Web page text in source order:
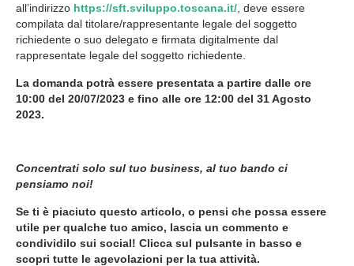
all’indirizzo https://sft.sviluppo.toscana.it/ , deve essere
compilata dal titolare/rappresentante legale del soggetto
richiedente o suo delegato e firmata digitalmente dal
rappresentate legale del soggetto richiedente.
La domanda potrà essere presentata a partire dalle ore
10:00 del 20/07/2023 e fino alle ore 12:00 del 31 Agosto
2023.
Concentrati solo sul tuo business, al tuo bando ci
pensiamo noi!
Se ti è piaciuto questo articolo, o pensi che possa essere
utile per qualche tuo amico, lascia un commento e
condividilo sui social! Clicca sul pulsante in basso e
scopri tutte le agevolazioni per la tua attività.